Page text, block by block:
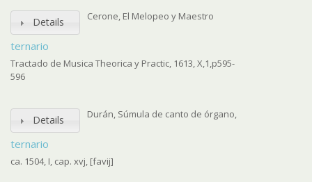
Details
ternario
Cerone, El Melopeo y Maestro
Tractado de Musica Theorica y Practic, 1613, X,1,p595-
596
Details
ternario
Durán, Súmula de canto de órgano,
ca. 1504, I, cap. xvj, [favij]